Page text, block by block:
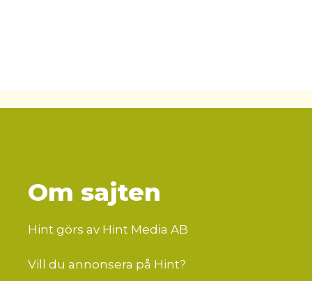
Om sajten
Hint görs av Hint Media AB
Vill du annonsera på Hint?